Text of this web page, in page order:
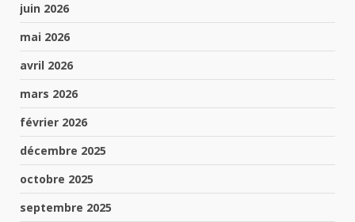
juin 2026
mai 2026
avril 2026
mars 2026
février 2026
décembre 2025
octobre 2025
septembre 2025